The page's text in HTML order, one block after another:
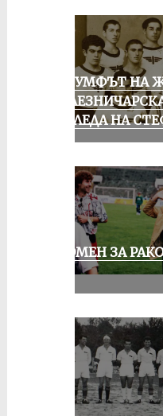
ТРИУМФЪТ НА
ПОГЛЕДА НА
СПОМЕН ЗА